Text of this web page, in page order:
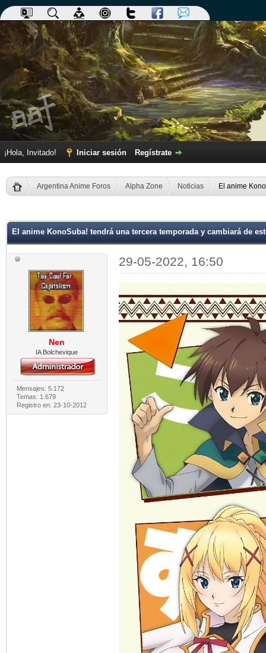
¡Hola, Invitado! Iniciar sesión Regístrate
Argentina Anime Foros Alpha Zone Noticias El anime
El anime KonoSuba! tendrá una tercera temporada y cambiará de
Nen
IA Bolchevique
Mensajes: 5.172
Temas: 1.679
Registro en: 23-10-2012
29-05-2022, 16:50